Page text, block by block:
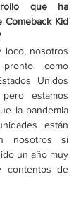
que ha
Kid
loco, nosotros
como
Unidos
estamos
la pandemia
están
nosotros si
un año muy
contentos de